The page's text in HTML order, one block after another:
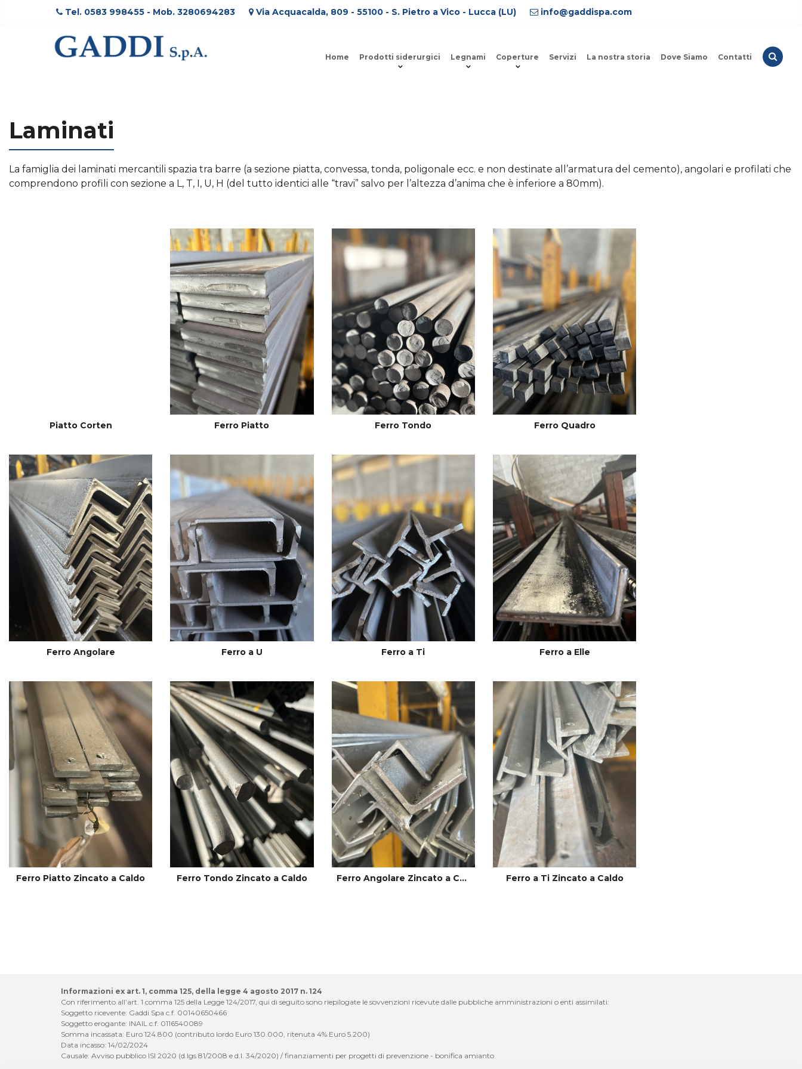
Tel. 0583 998455 - Mob. 3280694283 Via Acquacalda, 809 - 55100 - S. Pietro a Vico - Lucca (LU) info@gaddispa.com
Home Prodotti siderurgici Legnami Coperture Servizi La nostra storia Dove Siamo Contatti
Laminati
La famiglia dei laminati mercantili spazia tra barre (a sezione piatta, convessa, tonda, poligonale ecc. e non destinate all’armatura del cemento), angolari e profilati che
comprendono profili con sezione a L, T, I, U, H (del tutto identici alle “travi” salvo per l’altezza d’anima che è inferiore a 80mm).
Piatto Corten Ferro Piatto Ferro Tondo Ferro Quadro
Ferro Angolare Ferro a U Ferro a Ti Ferro a Elle
Ferro Piatto Zincato a Caldo Ferro Tondo Zincato a Caldo Ferro Angolare Zincato a Caldo Ferro a Ti Zincato a Caldo
Informazioni ex art. 1, comma 125, della legge 4 agosto 2017 n. 124
Con riferimento all’art. 1 comma 125 della Legge 124/2017, qui di seguito sono riepilogate le sovvenzioni ricevute dalle pubbliche amministrazioni o enti assimilati:
Soggetto ricevente: Gaddi Spa c.f. 00140650466
Soggetto erogante: INAIL c.f. 0116540089
Somma incassata: Euro 124.800 (contributo lordo Euro 130.000, ritenuta 4% Euro 5.200)
Data incasso: 14/02/2024
Causale: Avviso pubblico ISI 2020 (d.lgs 81/2008 e d.l. 34/2020) / finanziamenti per progetti di prevenzione - bonifica amianto